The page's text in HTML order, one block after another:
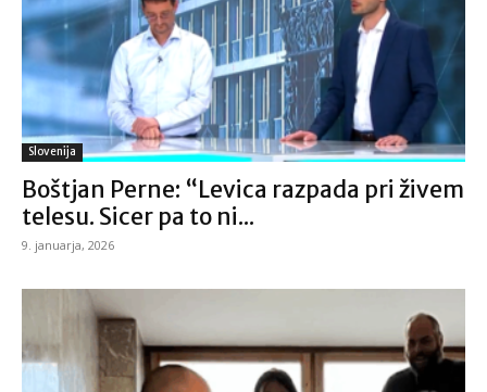
Slovenija
Boštjan Perne: “Levica razpada pri živem
telesu. Sicer pa to ni...
9. januarja, 2026